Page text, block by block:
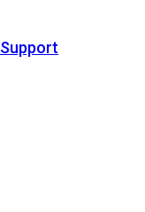
Support